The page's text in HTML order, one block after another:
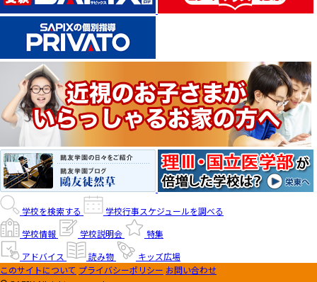
学校を検索する
学校行事スケジュールを調べる
学校情報
学校説明会
特集
アドバイス
読み物
キッズ広場
このサイトについて プライバシーポリシー お問い合わせ